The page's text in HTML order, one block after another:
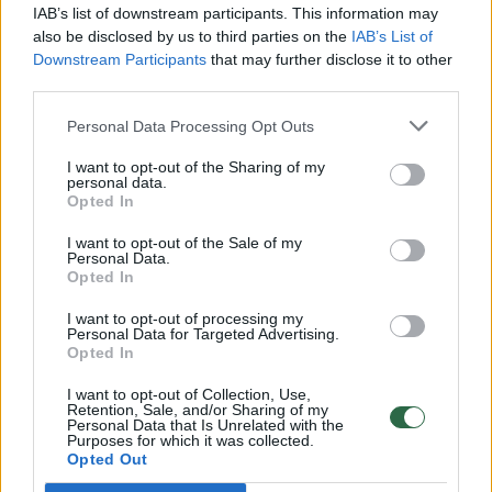
IAB’s list of downstream participants. This information may
also be disclosed by us to third parties on the IAB’s List of
Downstream Participants that may further disclose it to other
Personal Data Processing Opt Outs
I want to opt-out of the Sharing of my
personal data.
Opted In
I want to opt-out of the Sale of my
Personal Data.
Opted In
I want to opt-out of processing my
Personal Data for Targeted Advertising.
Opted In
I want to opt-out of Collection, Use,
Retention, Sale, and/or Sharing of my
Personal Data that Is Unrelated with the
Purposes for which it was collected.
Opted Out
Pateikė daugiau detalių apie iš tėvų paimtus šešis
vaikus: jiems kilusi grėsmė
vaiko gyvybių išgelbėti nepavyko
Žinios
Nufilmavo, kaip patvino Vilniaus Vakarinis aplinkkelis:
vaizdas pribloškia
Žinios | Lietuvos diena
00:02:01
„Pagarba pirmajai premjerei“: pasidalijo jautriais
prisiminimais apie Kazimierą Prunskienę